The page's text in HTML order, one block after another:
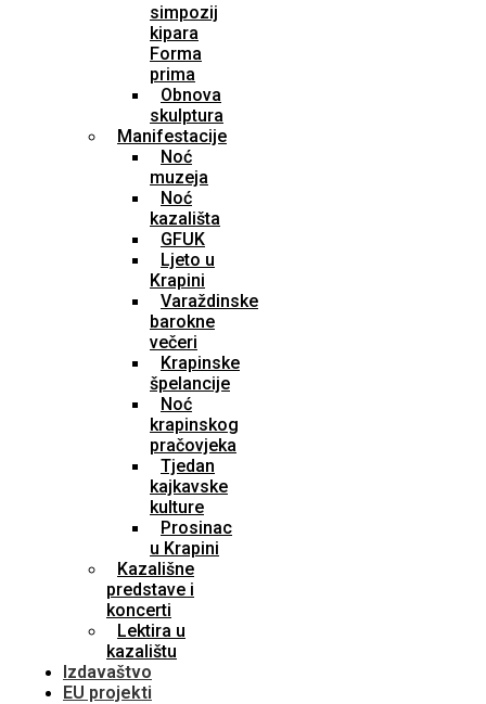
simpozij
kipara
Forma
prima
Obnova
skulptura
Manifestacije
Noć
muzeja
Noć
kazališta
GFUK
Ljeto u
Krapini
Varaždinske
barokne
večeri
Krapinske
špelancije
Noć
krapinskog
pračovjeka
Tjedan
kajkavske
kulture
Prosinac
u Krapini
Kazališne
predstave i
koncerti
Lektira u
kazalištu
Izdavaštvo
EU projekti